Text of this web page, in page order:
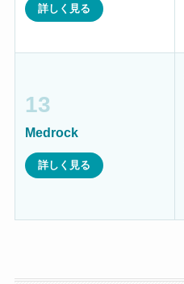
詳しく見る
13
Medrock
詳しく見る